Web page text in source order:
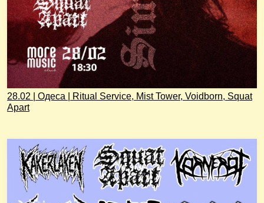
28.02 | Одеса | Ritual Service, Mist Tower, Voidborn, Squat
Apart